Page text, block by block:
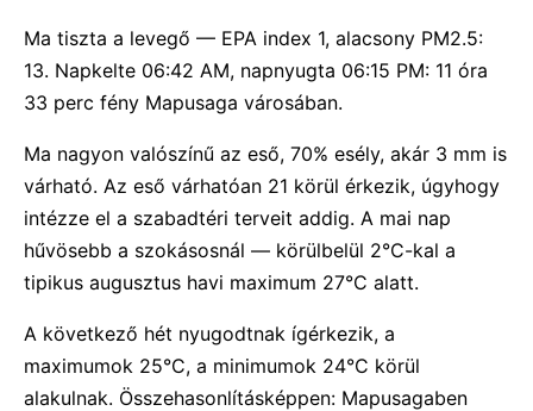
Ma tiszta a levegő — EPA index 1, alacsony PM2.5:
13. Napkelte 06:42 AM, napnyugta 06:15 PM: 11 óra
33 perc fény Mapusaga városában.
Ma nagyon valószínű az eső, 70% esély, akár 3 mm is
várható. Az eső várhatóan 21 körül érkezik, úgyhogy
intézze el a szabadtéri terveit addig. A mai nap
hűvösebb a szokásosnál — körülbelül 2°C-kal a
tipikus augusztus havi maximum 27°C alatt.
A következő hét nyugodtnak ígérkezik, a
maximumok 25°C, a minimumok 24°C körül
alakulnak. Összehasonlításképpen: Mapusagaben